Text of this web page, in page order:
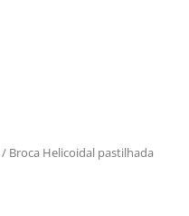
/ Broca Helicoidal pastilhada